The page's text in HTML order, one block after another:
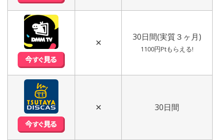
✕
30日間(実質３ヶ月)
1100円Ptもらえる!
✕ 30日間